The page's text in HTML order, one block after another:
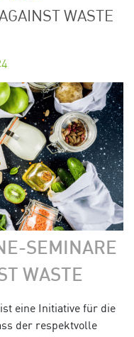
WASTE
SEMINARE
WASTE
eine Initiative für die
der respektvolle